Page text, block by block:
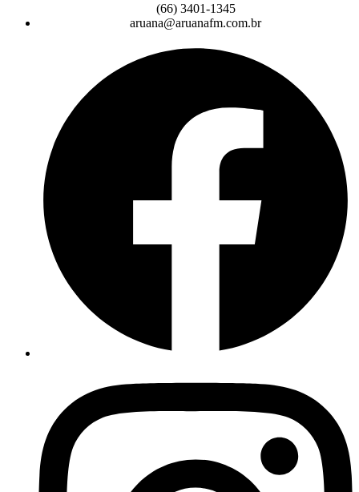
(66) 3401-1345
aruana@aruanafm.com.br